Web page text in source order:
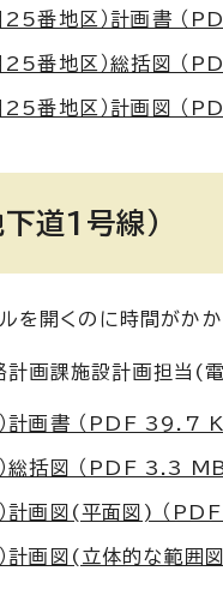
25番地区）計画書 （
25番地区）総括図 （
25番地区）計画図 （
道1号線）
を開くのに時間がかか
路計画課施設計画
計画書 （PDF 39.7
総括図 （PDF 3.3 MB
計画図(平面図) （
計画図(立体的な範